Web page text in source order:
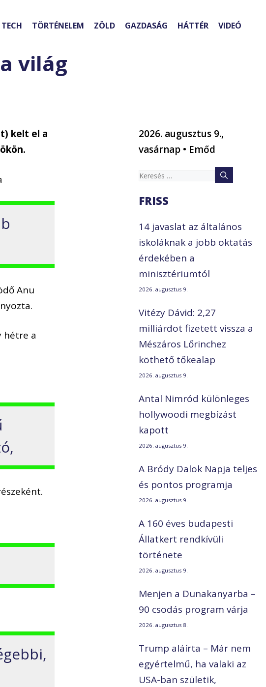
TECH TÖRTÉNELEM ZÖLD GAZDASÁG HÁTTÉR VIDEÓ
világ
kelt el a
Anu
hétre a
2026. augusztus 9.,
vasárnap • Emőd
Keresés:
FRISS
14 javaslat az általános
iskoláknak a jobb oktatás
érdekében a
minisztériumtól
2026. augusztus 9.
Vitézy Dávid: 2,27
milliárdot fizetett vissza a
Mészáros Lőrinchez
köthető tőkealap
2026. augusztus 9.
Antal Nimród különleges
hollywoodi megbízást
kapott
2026. augusztus 9.
A Bródy Dalok Napja teljes
és pontos programja
2026. augusztus 9.
A 160 éves budapesti
Állatkert rendkívüli
története
2026. augusztus 9.
Menjen a Dunakanyarba –
90 csodás program várja
2026. augusztus 8.
Trump aláírta – Már nem
egyértelmű, ha valaki az
USA-ban születik,